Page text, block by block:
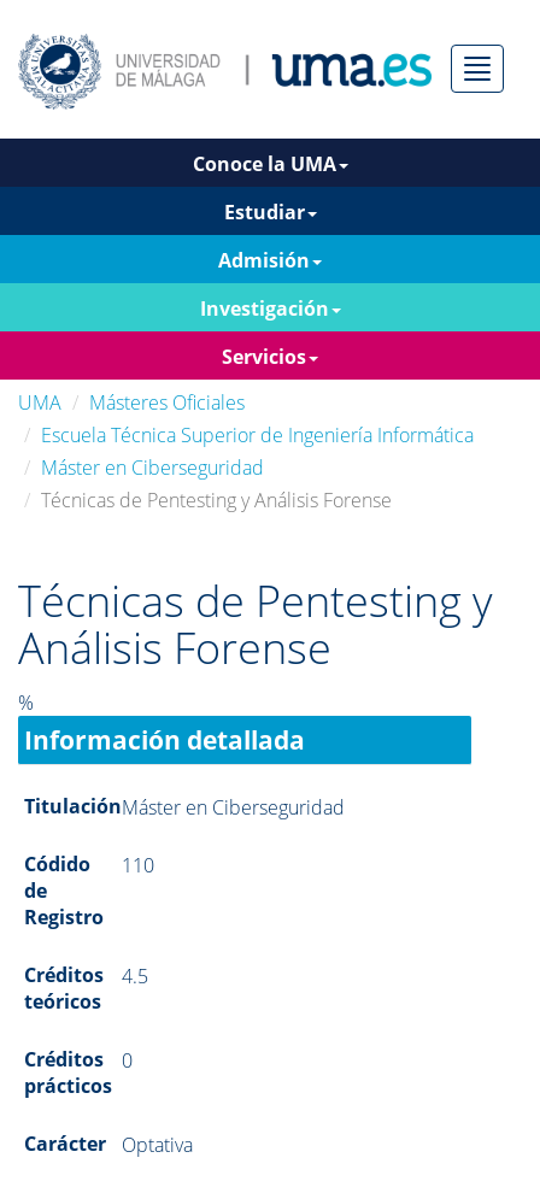
Menú
Conoce la UMA
Estudiar
Admisión
Investigación
Servicios
UMA
Másteres Oficiales
Escuela Técnica Superior de Ingeniería Informática
Máster en Ciberseguridad
Técnicas de Pentesting y Análisis Forense
Técnicas de Pentesting y
Análisis Forense
%
Información detallada
TitulaciónMáster en Ciberseguridad
Códido
de
Registro
110
Créditos
teóricos
4.5
Créditos
prácticos
0
Carácter Optativa